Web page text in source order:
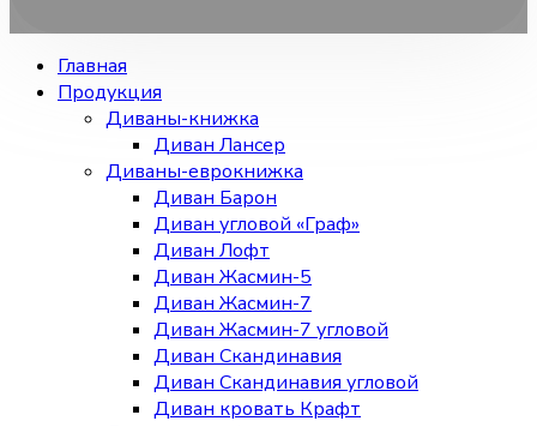
Главная
Продукция
Диваны-книжка
Диван Лансер
Диваны-еврокнижка
Диван Барон
Диван угловой «Граф»
Диван Лофт
Диван Жасмин-5
Диван Жасмин-7
Диван Жасмин-7 угловой
Диван Скандинавия
Диван Скандинавия угловой
Диван кровать Крафт